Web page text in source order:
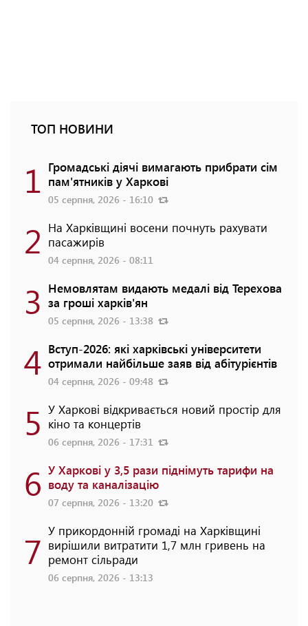
ТОП НОВИНИ
1 Громадські діячі вимагають прибрати сім
пам'ятників у Харкові
05 серпня, 2026 - 16:10
2 На Харківщині восени почнуть рахувати
пасажирів
04 серпня, 2026 - 08:11
3 Немовлятам видають медалі від Терехова
за гроші харків'ян
05 серпня, 2026 - 13:38
4 Вступ-2026: які харківські університети
отримали найбільше заяв від абітурієнтів
04 серпня, 2026 - 09:48
5 У Харкові відкривається новий простір для
кіно та концертів
06 серпня, 2026 - 17:31
6 У Харкові у 3,5 рази піднімуть тарифи на
воду та каналізацію
07 серпня, 2026 - 13:20
7 У прикордонній громаді на Харківщині
вирішили витратити 1,7 млн гривень на
ремонт сільради
06 серпня, 2026 - 13:13